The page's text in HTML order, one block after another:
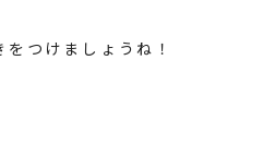
つけましょうね！